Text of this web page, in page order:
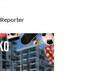
Reporter